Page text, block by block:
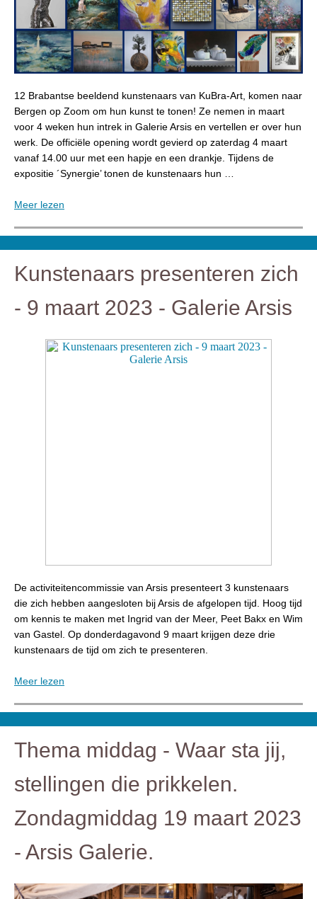
12 Brabantse beeldend kunstenaars van KuBra-Art, komen naar
Bergen op Zoom om hun kunst te tonen! Ze nemen in maart
voor 4 weken hun intrek in Galerie Arsis en vertellen er over hun
werk. De officiële opening wordt gevierd op zaterdag 4 maart
vanaf 14.00 uur met een hapje en een drankje. Tijdens de
expositie ´Synergie’ tonen de kunstenaars hun …
Meer lezen
Kunstenaars presenteren zich
- 9 maart 2023 - Galerie Arsis
De activiteitencommissie van Arsis presenteert 3 kunstenaars
die zich hebben aangesloten bij Arsis de afgelopen tijd. Hoog tijd
om kennis te maken met Ingrid van der Meer, Peet Bakx en Wim
van Gastel. Op donderdagavond 9 maart krijgen deze drie
kunstenaars de tijd om zich te presenteren.
Meer lezen
Thema middag - Waar sta jij,
stellingen die prikkelen.
Zondagmiddag 19 maart 2023
- Arsis Galerie.